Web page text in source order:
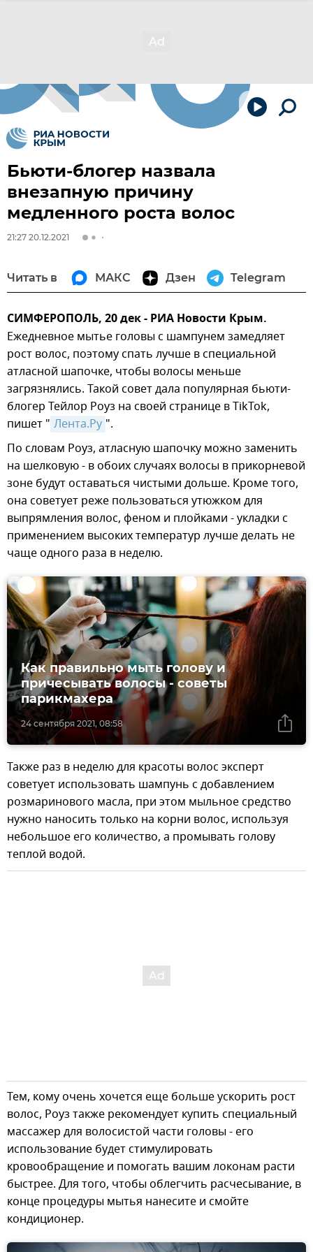
Бьюти-блогер назвала
внезапную причину
медленного роста волос
21:27 20.12.2021
Читать в МАКС Дзен Telegram
СИМФЕРОПОЛЬ, 20 дек - РИА Новости Крым.
Ежедневное мытье головы с шампунем замедляет
рост волос, поэтому спать лучше в специальной
атласной шапочке, чтобы волосы меньше
загрязнялись. Такой совет дала популярная бьюти-
блогер Тейлор Роуз на своей странице в TikTok,
пишет " Лента.Ру ".
По словам Роуз, атласную шапочку можно заменить
на шелковую - в обоих случаях волосы в прикорневой
зоне будут оставаться чистыми дольше. Кроме того,
она советует реже пользоваться утюжком для
выпрямления волос, феном и плойками - укладки с
применением высоких температур лучше делать не
чаще одного раза в неделю.
24 сентября 2021, 08:58
Как правильно мыть голову и
причесывать волосы - советы
парикмахера
Также раз в неделю для красоты волос эксперт
советует использовать шампунь с добавлением
розмаринового масла, при этом мыльное средство
нужно наносить только на корни волос, используя
небольшое его количество, а промывать голову
теплой водой.
Тем, кому очень хочется еще больше ускорить рост
волос, Роуз также рекомендует купить специальный
массажер для волосистой части головы - его
использование будет стимулировать
кровообращение и помогать вашим локонам расти
быстрее. Для того, чтобы облегчить расчесывание, в
конце процедуры мытья нанесите и смойте
кондиционер.